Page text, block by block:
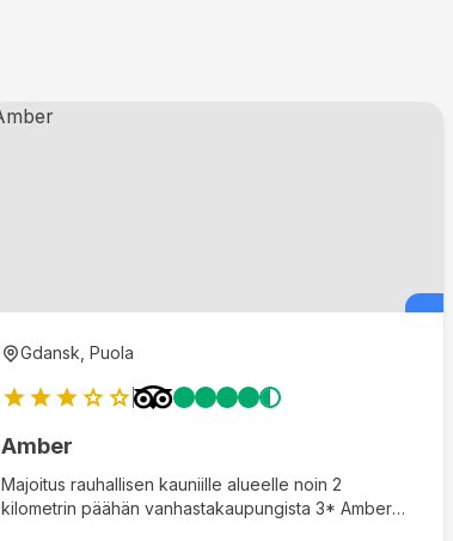
Gdansk, Puola
Amber
Majoitus rauhallisen kauniille alueelle noin 2
kilometrin päähän vanhastakaupungista 3* Amber